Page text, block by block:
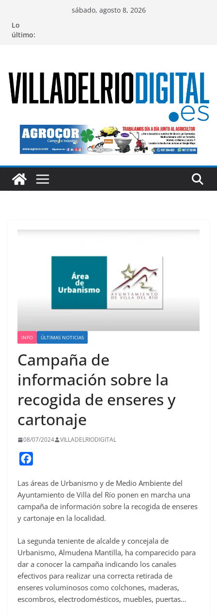
contenido
sábado, agosto 8, 2026
Lo
último:
INFO ÚLTIMAS NOTICIAS
Campaña de
información sobre la
recogida de enseres y
cartonaje
08/07/2024 VILLADELRIODIGITAL
c
e
o
k
Las áreas de Urbanismo y de Medio Ambiente del
Ayuntamiento de Villa del Río ponen en marcha una
campaña de información sobre la recogida de enseres
y cartonaje en la localidad.
La segunda teniente de alcalde y concejala de
Urbanismo, Almudena Mantilla, ha comparecido para
dar a conocer la campaña indicando los canales
efectivos para realizar una correcta retirada de
enseres voluminosos como colchones, maderas,
escombros, electrodomésticos, muebles, puertas…